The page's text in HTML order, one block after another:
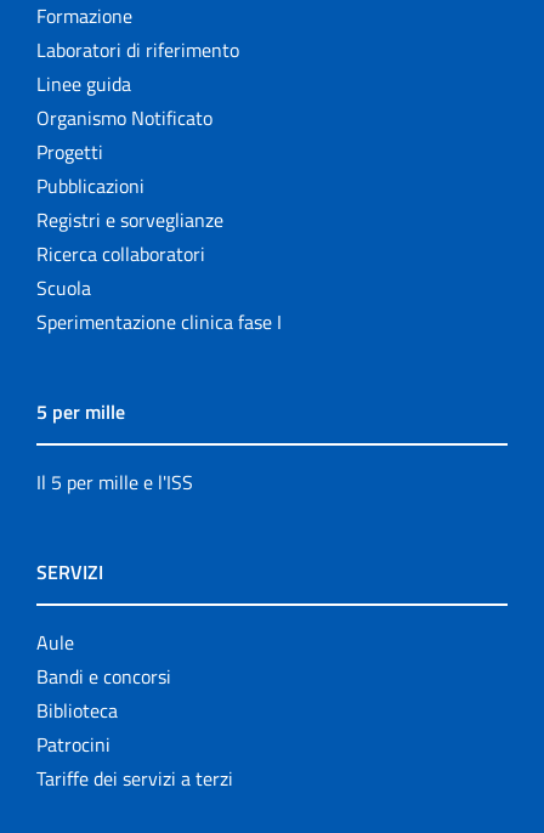
Formazione
Laboratori di riferimento
Linee guida
Organismo Notificato
Progetti
Pubblicazioni
Registri e sorveglianze
Ricerca collaboratori
Scuola
Sperimentazione clinica fase I
5 per mille
Il 5 per mille e l'ISS
SERVIZI
Aule
Bandi e concorsi
Biblioteca
Patrocini
Tariffe dei servizi a terzi